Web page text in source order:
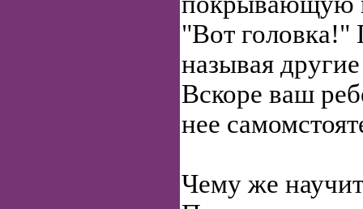
"Вот головка!"
называя
Вскоре ваш
нее
Чему же